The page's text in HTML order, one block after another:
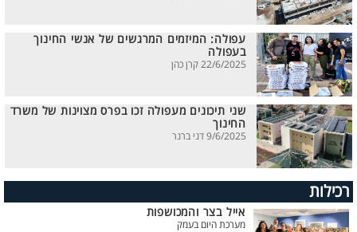
עפולה: המיזמים המרגשים של אנשי החינוך
בעפולה
22/6/2025 קרן כהן
שני תיכונים מעפולה זכו בפרס מצוינות של משרד
החינוך
9/6/2025 דני ברנר
רכילות
אייל בצר והמכושפות
מערכת היום בעמק